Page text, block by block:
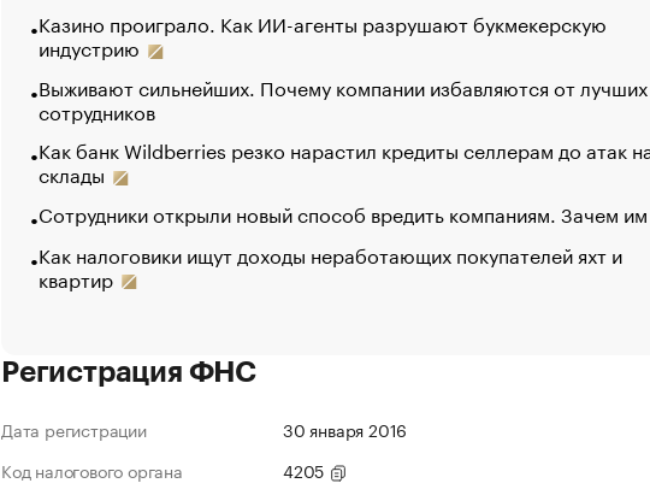
Казино проиграло. Как ИИ-агенты разрушают букмекерскую
индустрию
Выживают сильнейших. Почему компании избавляются от лучших
сотрудников
Как банк Wildberries резко нарастил кредиты селлерам до атак
склады
Сотрудники открыли новый способ вредить компаниям. Зачем
Как налоговики ищут доходы неработающих покупателей яхт и
квартир
Регистрация ФНС
Дата регистрации
30 января 2016
Код налогового органа
4205